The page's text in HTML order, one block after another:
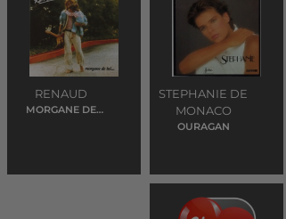
RENAUD
MORGANE DE
STEPHANIE DE
MONACO
OURAGAN